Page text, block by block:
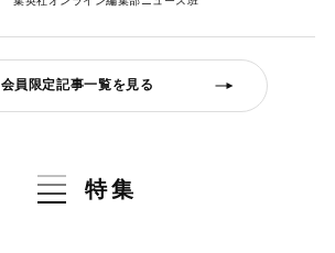
会員限定記事一覧を見る
特集